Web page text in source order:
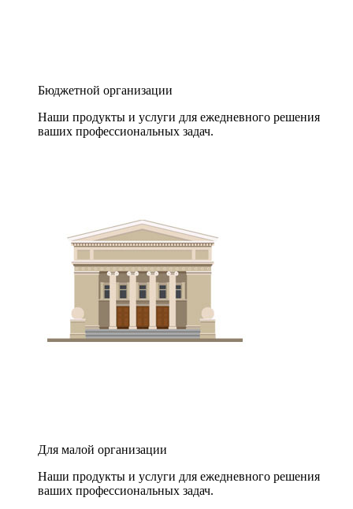
Бюджетной организации
Наши продукты и услуги для ежедневного решения
ваших профессиональных задач.
Для малой организации
Наши продукты и услуги для ежедневного решения
ваших профессиональных задач.